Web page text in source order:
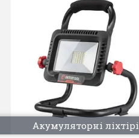
Акумуляторні ліхтірі